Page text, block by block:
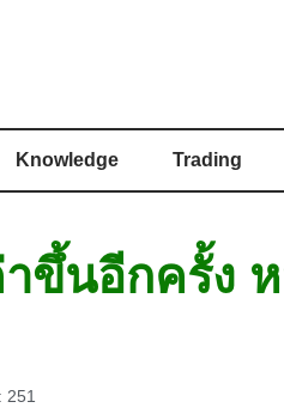
Knowledge Trading
ขึ้นอีกครั้ง
251